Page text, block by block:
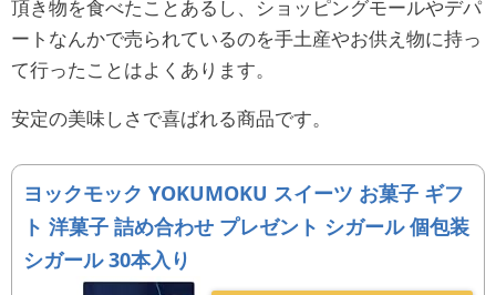
頂き物を食べたことあるし、ショッピングモールやデパ
ートなんかで売られているのを手土産やお供え物に持っ
て行ったことはよくあります。
安定の美味しさで喜ばれる商品です。
ヨックモック YOKUMOKU スイーツ お菓子 ギフ
ト 洋菓子 詰め合わせ プレゼント シガール 個包装
シガール 30本入り